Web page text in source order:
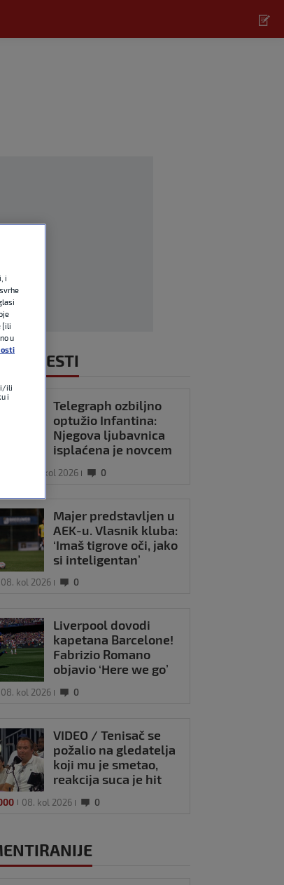
VIJESTI
Telegraph ozbiljno
optužio Infantina:
Njegova ljubavnica
isplaćena je novcem
08. kol 2026 0
Majer predstavljen u
AEK-u. Vlasnik kluba:
‘Imaš tigrove oči, jako
si inteligentan’
08. kol 2026 0
Liverpool dovodi
kapetana Barcelone!
Fabrizio Romano
objavio ‘Here we go’
08. kol 2026 0
VIDEO / Tenisač se
požalio na gledatelja
koji mu je smetao,
reakcija suca je hit
08. kol 2026 0
i
[ili
u
i/ili
i